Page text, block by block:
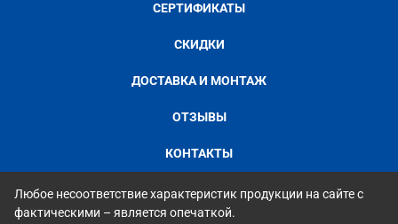
СЕРТИФИКАТЫ
СКИДКИ
ДОСТАВКА И МОНТАЖ
ОТЗЫВЫ
КОНТАКТЫ
Любое несоответствие характеристик продукции на сайте с
фактическими – является опечаткой.